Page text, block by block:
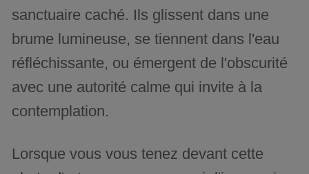
sanctuaire caché. Ils glissent dans une
brume lumineuse, se tiennent dans l'eau
réfléchissante, ou émergent de l'obscurité
avec une autorité calme qui invite à la
contemplation.
Lorsque vous vous tenez devant cette